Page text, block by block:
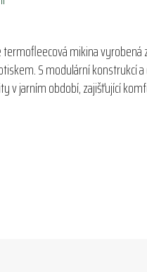
termofleecová mikina
S modulární konstrukcí
v jarním období, zajišťující